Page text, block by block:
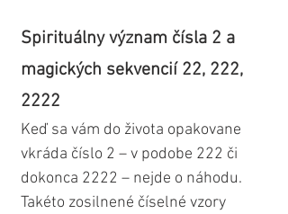
Spirituálny význam čísla 2 a
magických sekvencií 22, 222,
2222
Keď sa vám do života opakovane
vkráda číslo 2 – v podobe 222 či
dokonca 2222 – nejde o náhodu.
Takéto zosilnené číselné vzory